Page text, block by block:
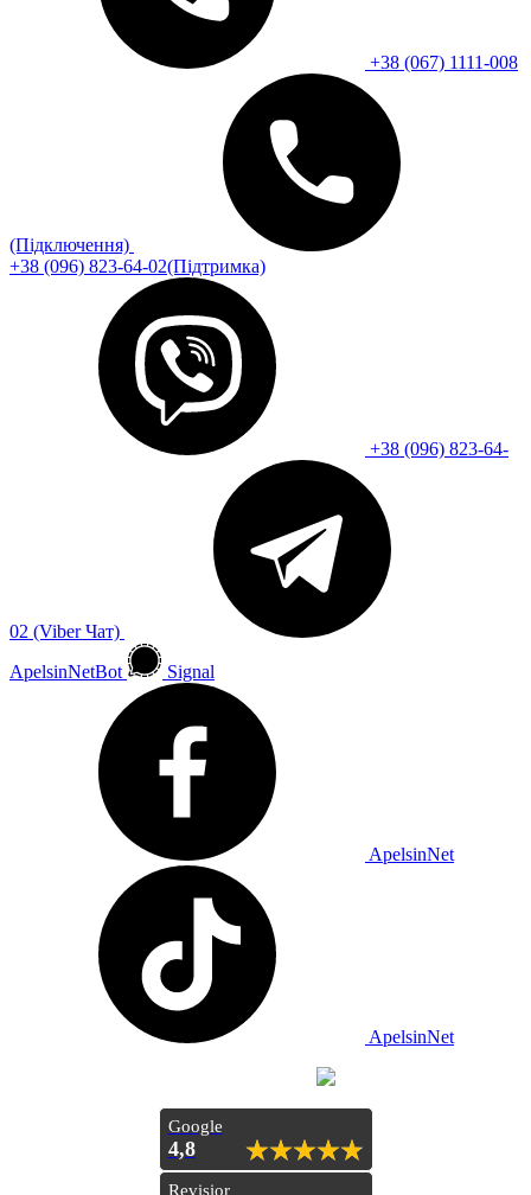
+38 (067) 1111-008
(Підключення)
+38 (096) 823-64-02(Підтримка)
+38 (096) 823-64-
02 (Viber Чат)
ApelsinNetBot
Signal
ApelsinNet
ApelsinNet
Google
4,8
Revisior